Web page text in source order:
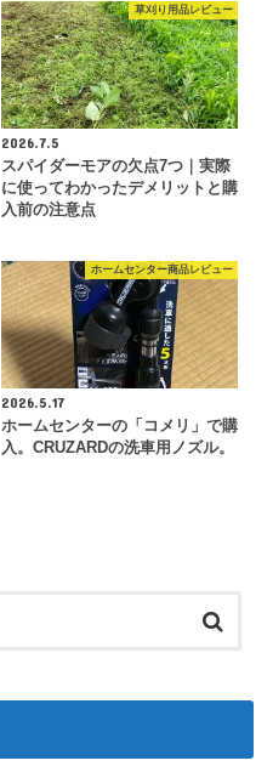
草刈り用品レビュー
2026.7.5
スパイダーモアの欠点7つ｜実際
に使ってわかったデメリットと購
入前の注意点
ホームセンター商品レビュー
2026.5.17
ホームセンターの「コメリ」で購
入。CRUZARDの洗車用ノズル。